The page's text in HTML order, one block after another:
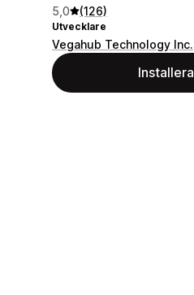
5,0 (126)
Utvecklare
Vegahub Technology Inc.
Installera